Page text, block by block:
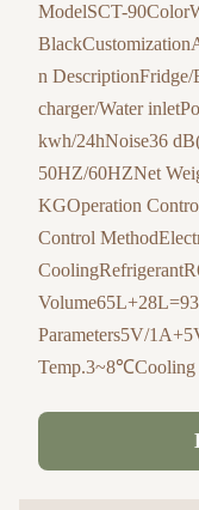
ModelSCT-
n
charger/Water
kwh/24hNoise36
50HZ/60HZNet
KGOperation
Control
Parameters5V/
Temp.3~8℃Cooling